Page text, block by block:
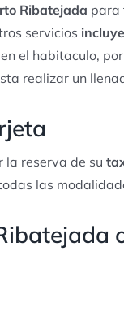
Ribatejada para
servicios
el habitaculo,
realizar un
la reserva de su
las